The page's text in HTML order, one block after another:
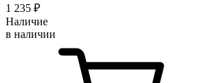
1 235 ₽
Наличие
в наличии